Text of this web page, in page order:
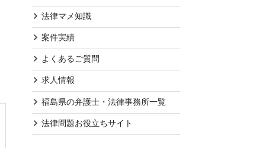
法律マメ知識
案件実績
よくあるご質問
求人情報
福島県の弁護士・法律事務所一覧
法律問題お役立ちサイト